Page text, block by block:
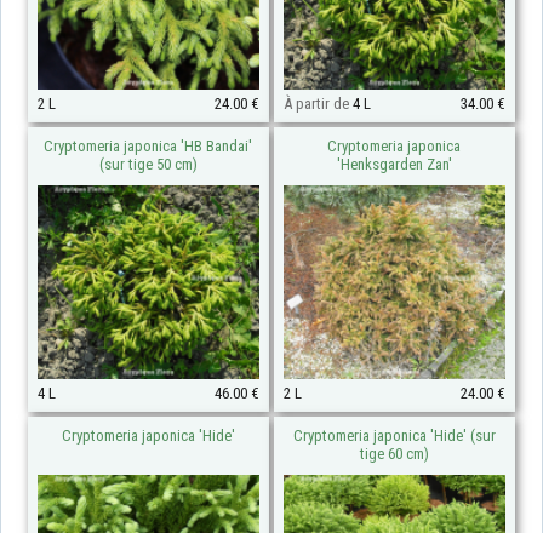
2 L 24.00 € À partir de4 L 34.00 €
Cryptomeria japonica 'HB Bandai'
(sur tige 50 cm)
4 L 46.00 €
Cryptomeria japonica
'Henksgarden Zan'
2 L 24.00 €
Cryptomeria japonica 'Hide'
Cryptomeria japonica 'Hide' (sur
tige 60 cm)